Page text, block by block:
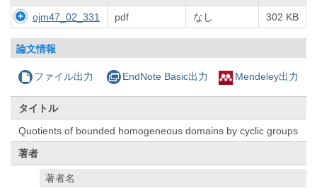
ojm47_02_331 pdf なし 302 KB
論文情報
ファイル出力 EndNote Basic出力 Mendeley出力
タイトル
Quotients of bounded homogeneous domains by cyclic groups
著者
著者名